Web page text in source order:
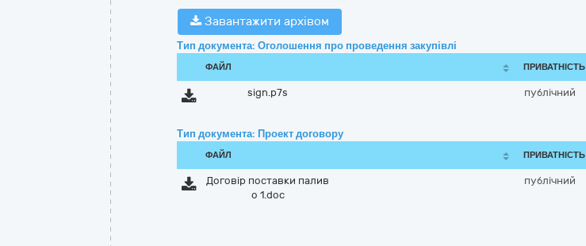
Завантажити архівом
Тип документа: Оголошення про проведення закупівлі
ФАЙЛ ПРИВАТНІСТЬ
sign.p7s публічний
Тип документа: Проект договору
ФАЙЛ ПРИВАТНІСТЬ
Договір поставки палив
о 1.doc
публічний